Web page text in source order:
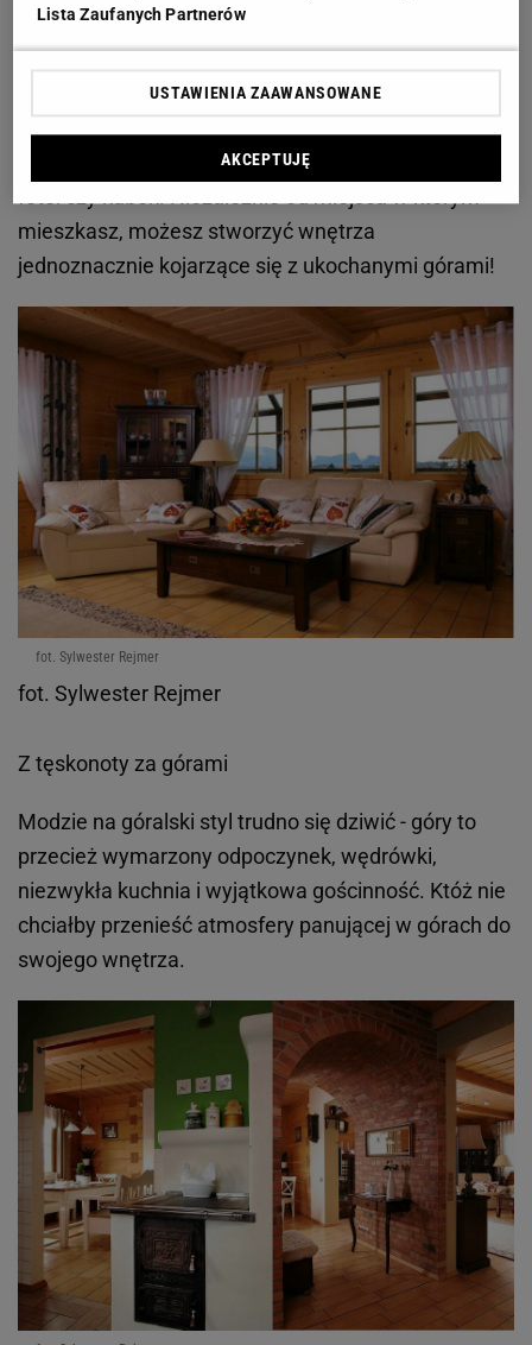
pensjonacie. Możesz przenieść ten klimat do
swojego domu - wystarczy, że udekorujesz
mieszkanie dodatkami w góralskim stylu. W ten
drewniane meble nawiązujące do tylu góralskiego,
mieszkasz, możesz stworzyć wnętrza
jednoznacznie kojarzące się z ukochanymi górami!
fot. Sylwester Rejmer
fot. Sylwester Rejmer
Z tęskonoty za górami
Modzie na góralski styl trudno się dziwić - góry to
przecież wymarzony odpoczynek, wędrówki,
niezwykła kuchnia i wyjątkowa gościnność. Któż nie
chciałby przenieść atmosfery panującej w górach do
swojego wnętrza.
Lista Zaufanych Partnerów
USTAWIENIA ZAAWANSOWANE
AKCEPTUJĘ